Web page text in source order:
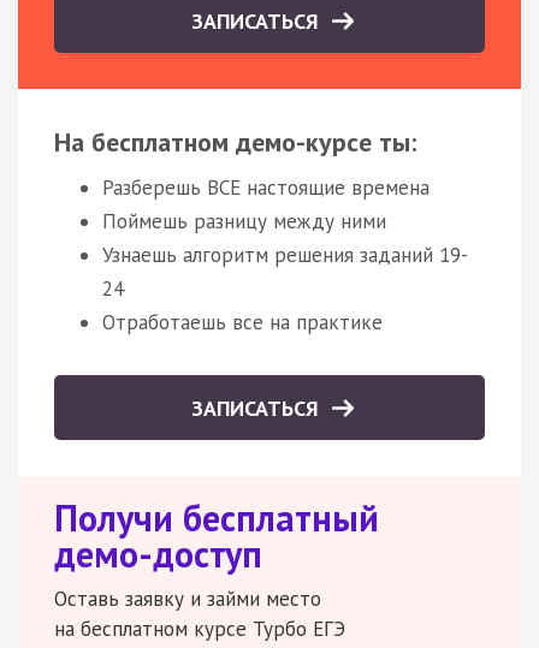
ЗАПИСАТЬСЯ
На бесплатном демо-курсе ты:
Разберешь ВСЕ настоящие времена
Поймешь разницу между ними
Узнаешь алгоритм решения заданий 19-
24
Отработаешь все на практике
ЗАПИСАТЬСЯ
Получи бесплатный
демо-доступ
Оставь заявку и займи место
на бесплатном курсе Турбо ЕГЭ